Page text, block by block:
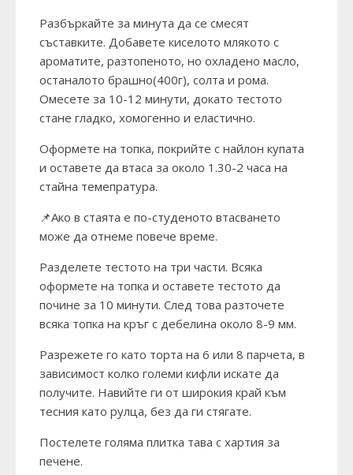
Разбъркайте за минута да се смесят
съставките. Добавете киселото млякото с
ароматите, разтопеното, но охладено масло,
останалото брашно(400г), солта и рома.
Омесете за 10-12 минути, докато тестото
стане гладко, хомогенно и еластично.
Оформете на топка, покрийте с найлон купата
и оставете да втаса за около 1.30-2 часа на
стайна темепратура.
📌Ако в стаята е по-студеното втасването
може да отнеме повече време.
Разделете тестото на три части. Всяка
оформете на топка и оставете тестото да
почине за 10 минути. След това разточете
всяка топка на кръг с дебелина около 8-9 мм.
Разрежете го като торта на 6 или 8 парчета, в
зависимост колко големи кифли искате да
получите. Навийте ги от широкия край към
тесния като рулца, без да ги стягате.
Постелете голяма плитка тава с хартия за
печене.